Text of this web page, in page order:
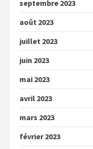
septembre 2023
août 2023
juillet 2023
juin 2023
mai 2023
avril 2023
mars 2023
février 2023